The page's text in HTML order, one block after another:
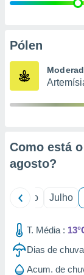
e
de
Pólen
Como está
agosto?
Junho Julho
T. Média :
Dias de
Acum. de